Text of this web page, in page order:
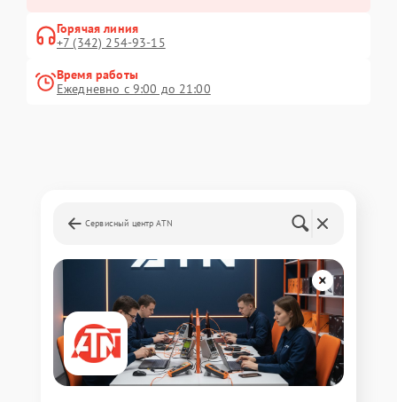
Горячая линия
+7 (342) 254-93-15
Время работы
Ежедневно с 9:00 до 21:00
Сервисный центр ATN